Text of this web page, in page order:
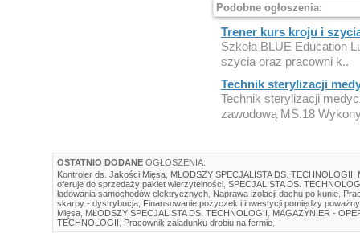
Podobne ogłoszenia:
Trener kurs kroju i
Szkoła BLUE Education
szycia oraz pracowni k..
Technik sterylizacji
Technik sterylizacji
zawodową MS.18
OSTATNIO DODANE OGŁOSZENIA:
Kontroler ds. Jakości Mięsa MŁODSZY SPECJALISTA DS. TECHNOLOGII
oferuje do sprzedaży pakiet wierzytelności SPECJALISTA DS.
ładowania samochodów elektrycznych Naprawa izolacji dachu po kunie
skarpy - dystrybucja Finansowanie pożyczek i inwestycji pomiędzy
Mięsa MŁODSZY SPECJALISTA DS. TECHNOLOGII
MAGAZYNIER -
TECHNOLOGII
Pracownik załadunku drobiu na fermie